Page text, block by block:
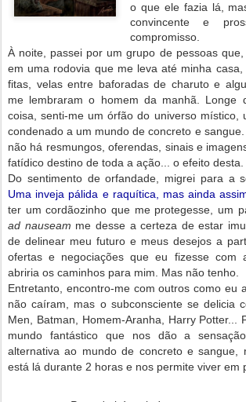
o que ele fazia lá,
convincente e
compromisso.
À noite, passei por um grupo de pessoas
em uma rodovia que me leva até minha casa,
fitas, velas entre baforadas de charuto e
me lembraram o homem da manhã. Longe
coisa, senti-me um órfão do universo místico,
condenado a um mundo de concreto e
não há resmungos, oferendas, sinais e
fatídico destino de toda a ação... o efeito desta.
Do sentimento de orfandade, migrei para a
Uma inveja pálida e raquítica, mas ainda
ter um cordãozinho que me protegesse, um
ad nauseam me desse a certeza de estar
de delinear meu futuro e meus desejos a
ofertas e negociações que eu fizesse com
abriria os caminhos para mim. Mas não tenho.
Entretanto, encontro-me com outros como eu
não caíram, mas o subconsciente se delicia
Men, Batman, Homem-Aranha, Harry Potter...
mundo fantástico que nos dão a
alternativa ao mundo de concreto e sangue,
está lá durante 2 horas e nos permite viver em